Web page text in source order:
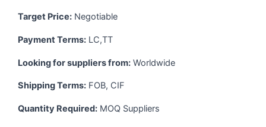
Target Price: Negotiable
Payment Terms: LC,TT
Looking for suppliers from: Worldwide
Shipping Terms: FOB, CIF
Quantity Required: MOQ Suppliers